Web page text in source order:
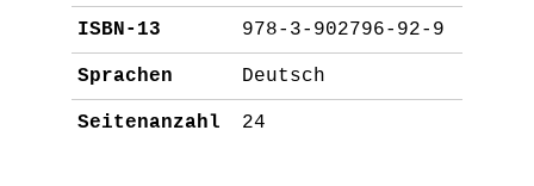
ISBN-13 978-3-902796-92-9
Sprachen Deutsch
Seitenanzahl 24